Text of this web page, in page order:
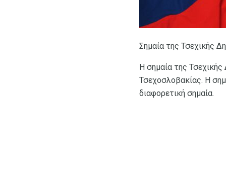
Σημαία της Τσεχικής
Η σημαία της
Τσεχοσλοβακίας. Η
διαφορετική σημαία.